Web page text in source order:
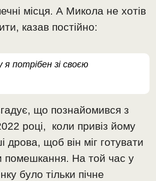
місця. А Микола не хотів
казав постійно:
потрібен зі своєю
що познайомився з
році, коли привіз йому
дрова, щоб він міг готувати
помешкання. На той час у
було тільки пічне